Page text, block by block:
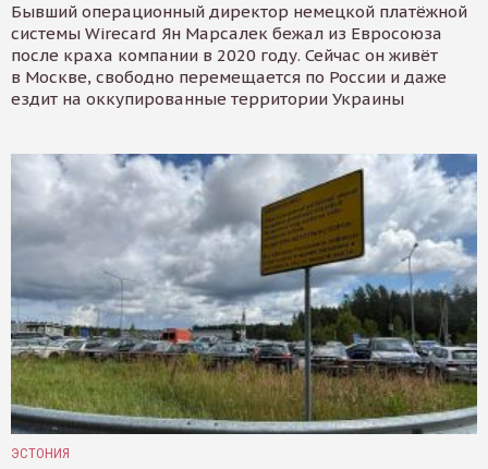
Бывший операционный директор немецкой платёжной
системы Wirecard Ян Марсалек бежал из Евросоюза
после краха компании в 2020 году. Сейчас он живёт
в Москве, свободно перемещается по России и даже
ездит на оккупированные территории Украины
ЭСТОНИЯ